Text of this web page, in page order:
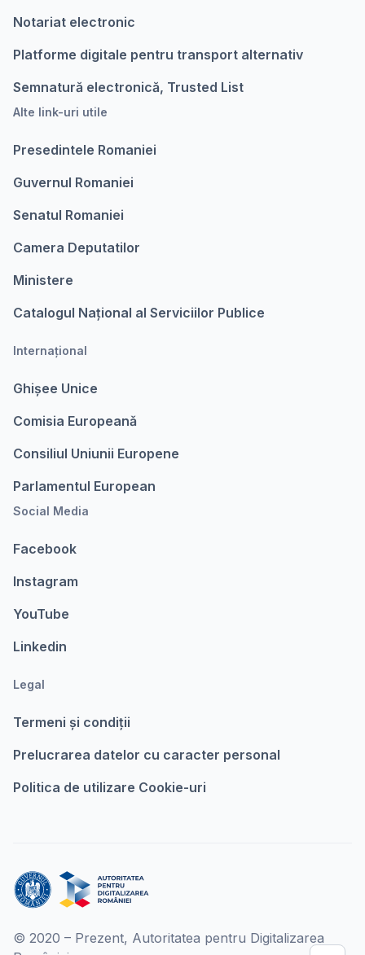
Notariat electronic
Platforme digitale pentru transport alternativ
Semnatură electronică, Trusted List
Alte link-uri utile
Presedintele Romaniei
Guvernul Romaniei
Senatul Romaniei
Camera Deputatilor
Ministere
Catalogul Național al Serviciilor Publice
Internațional
Ghișee Unice
Comisia Europeanǎ
Consiliul Uniunii Europene
Parlamentul European
Social Media
Facebook
Instagram
YouTube
Linkedin
Legal
Termeni şi condiții
Prelucrarea datelor cu caracter personal
Politica de utilizare Cookie-uri
© 2020 – Prezent, Autoritatea pentru Digitalizarea